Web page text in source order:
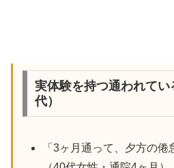
実体験を持つ通われて
代）
「3ヶ月通って、夕方の倦